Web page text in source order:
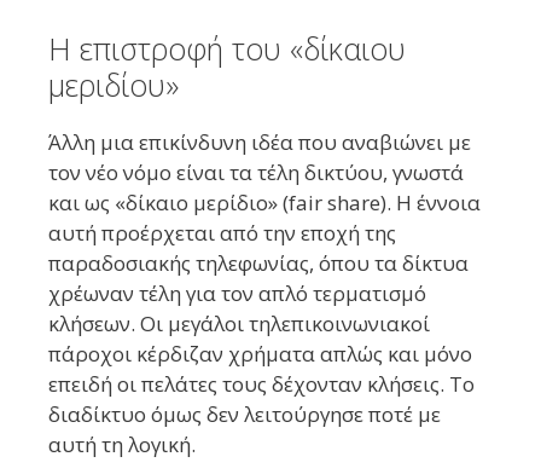
Η επιστροφή του «δίκαιου
μεριδίου»
Άλλη μια επικίνδυνη ιδέα που αναβιώνει με
τον νέο νόμο είναι τα τέλη δικτύου, γνωστά
και ως «δίκαιο μερίδιο» (fair share). Η έννοια
αυτή προέρχεται από την εποχή της
παραδοσιακής τηλεφωνίας, όπου τα δίκτυα
χρέωναν τέλη για τον απλό τερματισμό
κλήσεων. Οι μεγάλοι τηλεπικοινωνιακοί
πάροχοι κέρδιζαν χρήματα απλώς και μόνο
επειδή οι πελάτες τους δέχονταν κλήσεις. Το
διαδίκτυο όμως δεν λειτούργησε ποτέ με
αυτή τη λογική.